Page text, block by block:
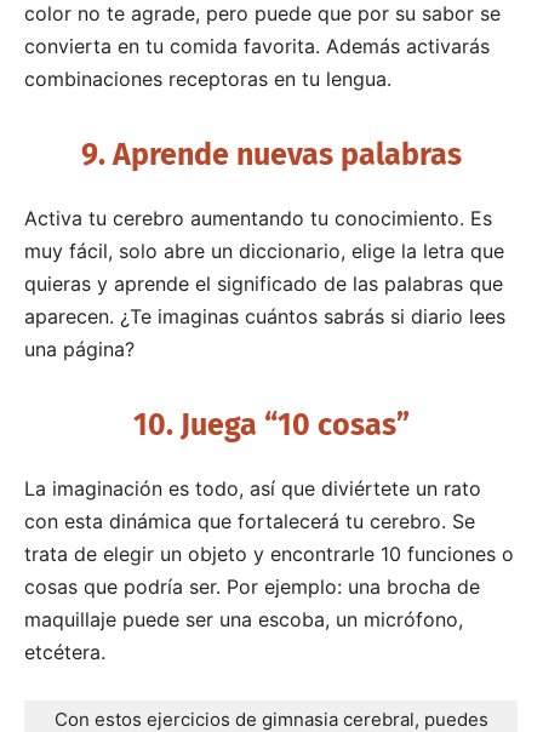
color no te agrade, pero puede que por su sabor se
convierta en tu comida favorita. Además activarás
combinaciones receptoras en tu lengua.
9. Aprende nuevas palabras
Activa tu cerebro aumentando tu conocimiento. Es
muy fácil, solo abre un diccionario, elige la letra que
quieras y aprende el significado de las palabras que
aparecen. ¿Te imaginas cuántos sabrás si diario lees
una página?
10. Juega “10 cosas”
La imaginación es todo, así que diviértete un rato
con esta dinámica que fortalecerá tu cerebro. Se
trata de elegir un objeto y encontrarle 10 funciones o
cosas que podría ser. Por ejemplo: una brocha de
maquillaje puede ser una escoba, un micrófono,
etcétera.
Con estos ejercicios de gimnasia cerebral, puedes